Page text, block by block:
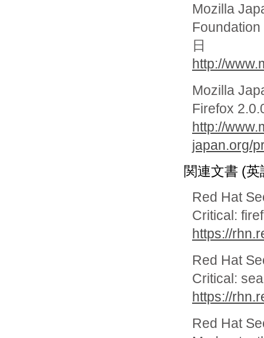
Mozilla
日
http://
Mozilla
Firefox
http://
japan.org/
関連文書 (英
Red Hat
Critical:
https://
Red Hat
Critical:
https://
Red Hat